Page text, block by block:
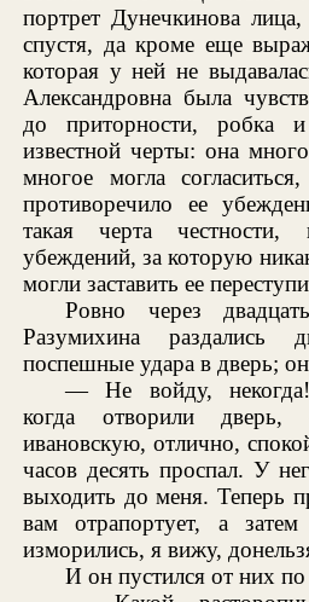
портрет Дунечкинова
спустя, да кроме еще
которая у ней не
Александровна была
до приторности, робка
известной черты: она
многое могла
противоречило ее
такая черта
убеждений, за которую
могли заставить ее
Ровно через
Разумихина раздались
поспешные удара в дверь;
— Не войду,
когда отворили
ивановскую, отлично,
часов десять проспал. У
выходить до меня. Теперь
вам отрапортует, а
изморились, я вижу,
И он пустился от них